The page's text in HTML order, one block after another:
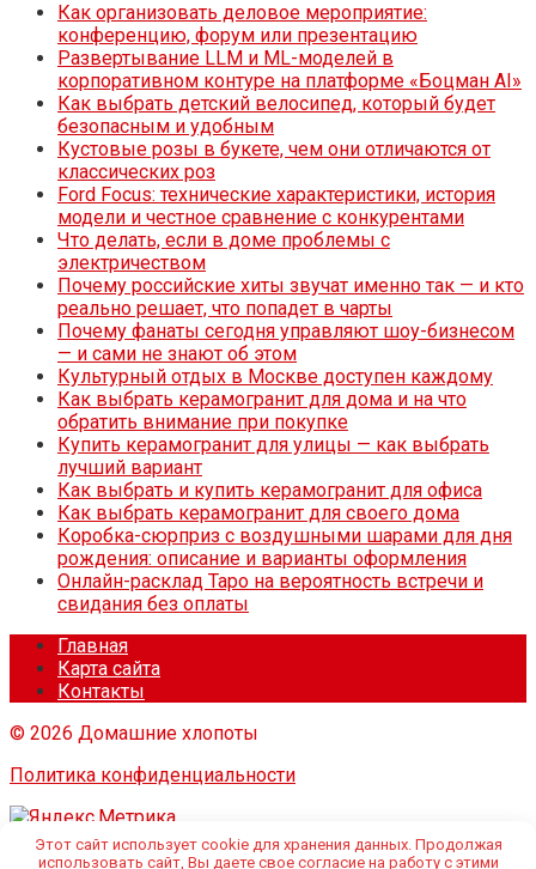
Как организовать деловое мероприятие:
конференцию, форум или презентацию
Развертывание LLM и ML-моделей в
корпоративном контуре на платформе «Боцман AI»
Как выбрать детский велосипед, который будет
безопасным и удобным
Кустовые розы в букете, чем они отличаются от
классических роз
Ford Focus: технические характеристики, история
модели и честное сравнение с конкурентами
Что делать, если в доме проблемы с
электричеством
Почему российские хиты звучат именно так — и кто
реально решает, что попадет в чарты
Почему фанаты сегодня управляют шоу-бизнесом
— и сами не знают об этом
Культурный отдых в Москве доступен каждому
Как выбрать керамогранит для дома и на что
обратить внимание при покупке
Купить керамогранит для улицы — как выбрать
лучший вариант
Как выбрать и купить керамогранит для офиса
Как выбрать керамогранит для своего дома
Коробка-сюрприз с воздушными шарами для дня
рождения: описание и варианты оформления
Онлайн-расклад Таро на вероятность встречи и
свидания без оплаты
Главная
Карта сайта
Контакты
© 2026 Домашние хлопоты
Политика конфиденциальности
Этот сайт использует cookie для хранения данных. Продолжая
использовать сайт, Вы даете свое согласие на работу с этими